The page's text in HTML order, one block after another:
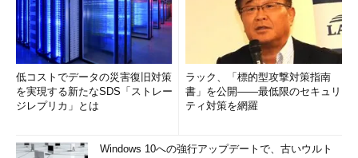
低コストでデータの災害復旧対策
を実現する新たなSDS「ストレー
ジレプリカ」とは
ラック、「標的型攻撃対策指南
書」を公開――最低限のセキュリ
ティ対策を網羅
Windows 10への強行アップデートで、古いウルト